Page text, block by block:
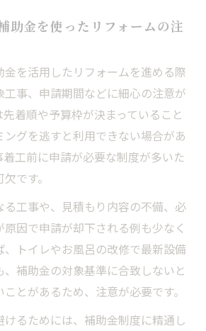
助金を使ったリフォームの注
を活用したリフォームを進める際
工事、申請期間などに細心の注意が
着順や予算枠が決まっていること
グを逃すと利用できない場合があ
着工前に申請が必要な制度が多いた
です。
る工事や、見積もり内容の不備、必
因で申請が却下される例も少なく
、トイレやお風呂の改修で最新設備
補助金の対象基準に合致しないと
とがあるため、注意が必要です。
けるためには、補助金制度に精通し